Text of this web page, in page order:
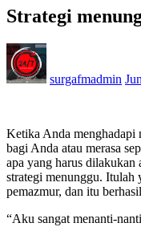
Strategi
surgafmadmin
Ketika Anda menghadapi
bagi Anda atau merasa
apa yang harus dilakukan
strategi menunggu. Itulah
pemazmur, dan itu
“Aku sangat menanti-